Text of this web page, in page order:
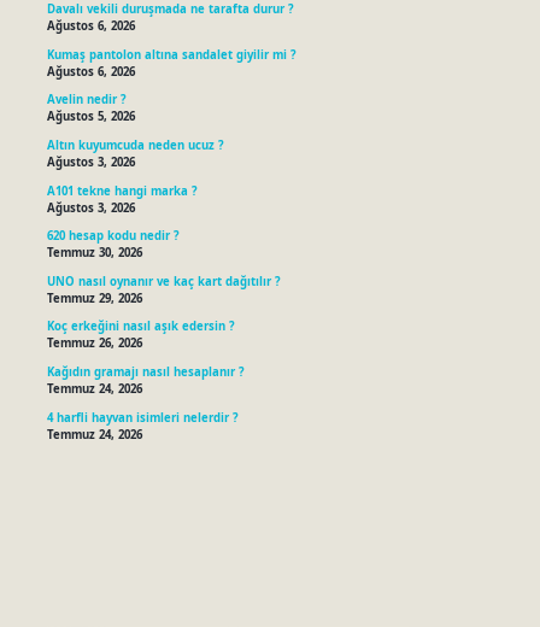
Davalı vekili duruşmada ne tarafta durur ?
Ağustos 6, 2026
Kumaş pantolon altına sandalet giyilir mi ?
Ağustos 6, 2026
Avelin nedir ?
Ağustos 5, 2026
Altın kuyumcuda neden ucuz ?
Ağustos 3, 2026
A101 tekne hangi marka ?
Ağustos 3, 2026
620 hesap kodu nedir ?
Temmuz 30, 2026
UNO nasıl oynanır ve kaç kart dağıtılır ?
Temmuz 29, 2026
Koç erkeğini nasıl aşık edersin ?
Temmuz 26, 2026
Kağıdın gramajı nasıl hesaplanır ?
Temmuz 24, 2026
4 harfli hayvan isimleri nelerdir ?
Temmuz 24, 2026